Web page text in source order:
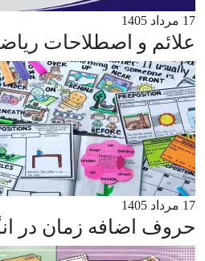
17 مرداد 1405
علائم و اصطلاحات
17 مرداد 1405
حروف اضافه زمان در